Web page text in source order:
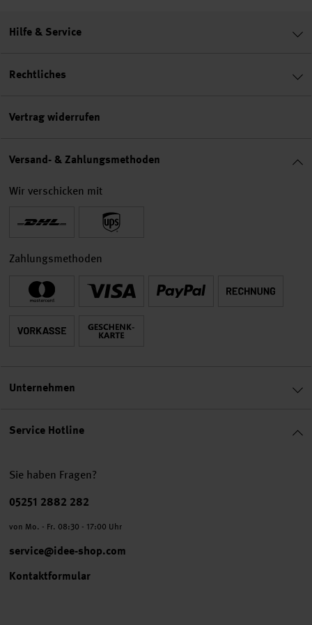
Service Hotline
Sie haben Fragen?
Telefonnummer
05251 2882 282
von Mo. - Fr. 08:30 - 17:00 Uhr
service@idee-shop.com
Kontaktformular
Hilfe & Service
Rechtliches
Vertrag widerrufen
Versand- & Zahlungsmethoden
Wir verschicken mit
Zahlungsmethoden
Unternehmen